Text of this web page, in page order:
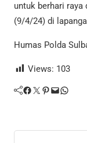
untuk berhari raya
(9/4/24) di
Humas Polda
Views: 103
Facebook Twitter Pinterest Mail WhatsApp